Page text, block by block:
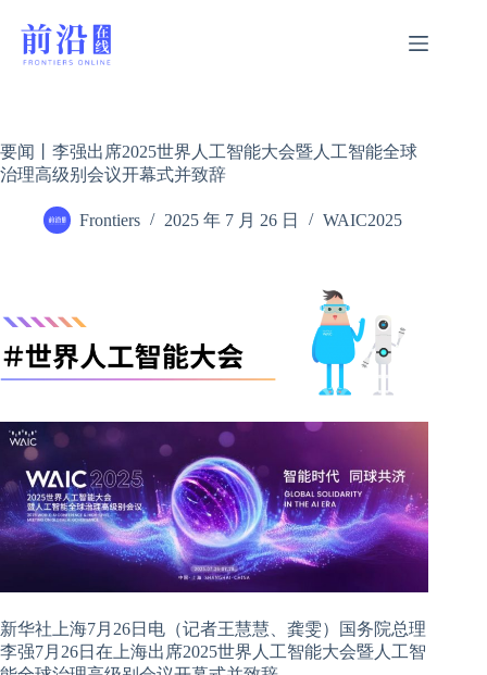
要闻丨李强出席2025世界人工智能大会暨人工智能全球
治理高级别会议开幕式并致辞
Frontiers 2025 年 7 月 26 日 WAIC2025
新华社上海7月26日电（记者王慧慧、龚雯）国务院总理
李强7月26日在上海出席2025世界人工智能大会暨人工智